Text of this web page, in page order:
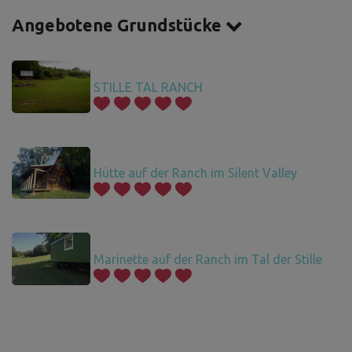
Angebotene Grundstücke
STILLE TAL RANCH
Hütte auf der Ranch im Silent Valley
Marinette auf der Ranch im Tal der Stille